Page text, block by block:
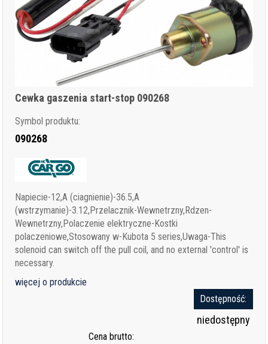
Cewka gaszenia start-stop 090268
Symbol produktu:
090268
Napiecie-12,A (ciagnienie)-36.5,A
(wstrzymanie)-3.12,Przelacznik-Wewnetrzny,Rdzen-
Wewnetrzny,Polaczenie elektryczne-Kostki
polaczeniowe,Stosowany w-Kubota 5 series,Uwaga-This
solenoid can switch off the pull coil, and no external 'control' is
necessary.
więcej o produkcie
Dostępność:
niedostępny
Cena brutto: